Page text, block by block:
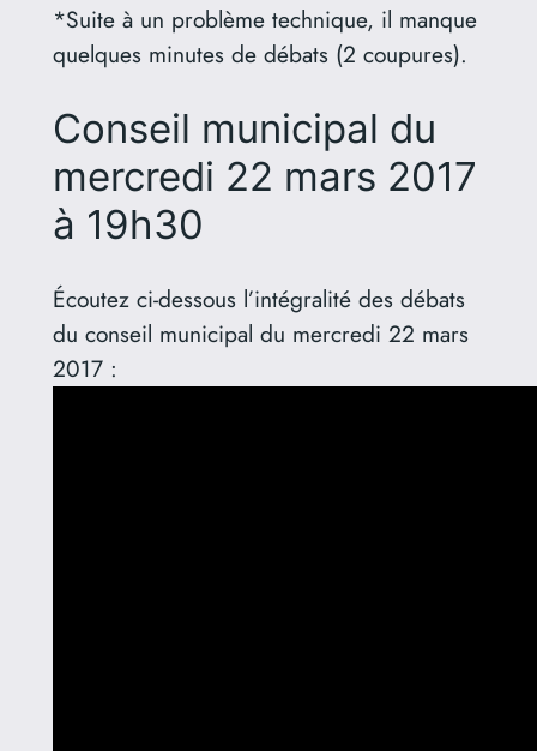
*Suite à un problème technique, il manque
quelques minutes de débats (2 coupures).
Conseil municipal du
mercredi 22 mars 2017
à 19h30
Écoutez ci-dessous l’intégralité des débats
du conseil municipal du mercredi 22 mars
2017 :